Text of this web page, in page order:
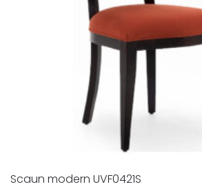
Scaun modern UVF0421S